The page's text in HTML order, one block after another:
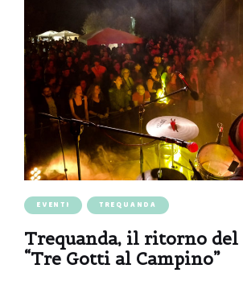
EVENTI TREQUANDA
Trequanda, il ritorno
“Tre Gotti al Campino”